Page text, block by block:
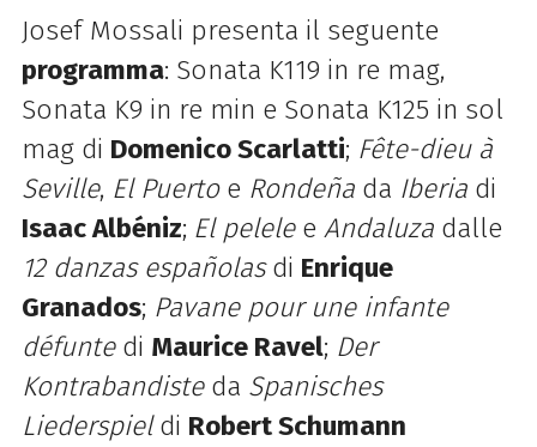
Josef Mossali presenta il seguente
programma: Sonata K119 in re mag,
Sonata K9 in re min e Sonata K125 in sol
mag di Domenico Scarlatti; Fête-dieu à
Seville, El Puertoe Rondeña da Iberia di
Isaac Albéniz; El pelele e Andaluzadalle
12 danzas españolasdi Enrique
Granados; Pavane pour une infante
défuntedi Maurice Ravel; Der
Kontrabandiste da Spanisches
Liederspieldi Robert Schumann